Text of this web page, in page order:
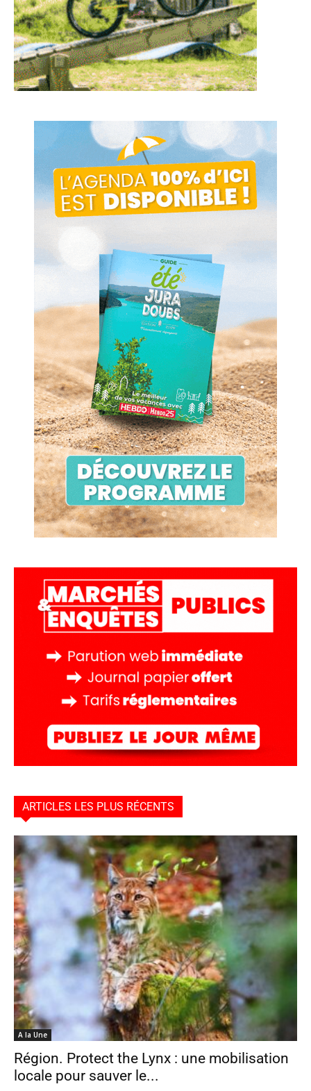
ARTICLES LES PLUS RÉCENTS
A la Une
Région. Protect the Lynx : une mobilisation
locale pour sauver le...